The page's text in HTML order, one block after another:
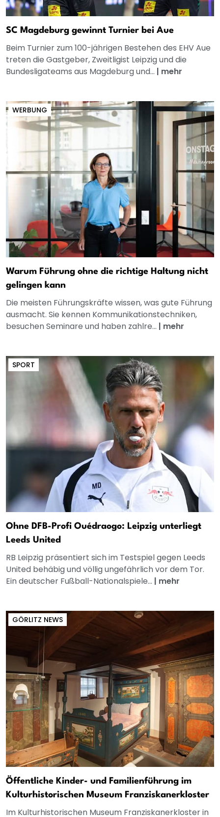
SC Magdeburg gewinnt Turnier bei Aue
Beim Turnier zum 100-jährigen Bestehen des EHV Aue
treten die Gastgeber, Zweitligist Leipzig und die
Bundesligateams aus Magdeburg und... | mehr
WERBUNG
Warum Führung ohne die richtige Haltung nicht
gelingen kann
Die meisten Führungskräfte wissen, was gute Führung
ausmacht. Sie kennen Kommunikationstechniken,
besuchen Seminare und haben zahlre... | mehr
SPORT
Ohne DFB-Profi Ouédraogo: Leipzig unterliegt
Leeds United
RB Leipzig präsentiert sich im Testspiel gegen Leeds
United behäbig und völlig ungefährlich vor dem Tor.
Ein deutscher Fußball-Nationalspiele... | mehr
GÖRLITZ NEWS
Öffentliche Kinder- und Familienführung im
Kulturhistorischen Museum Franziskanerkloster
Im Kulturhistorischen Museum Franziskanerkloster in